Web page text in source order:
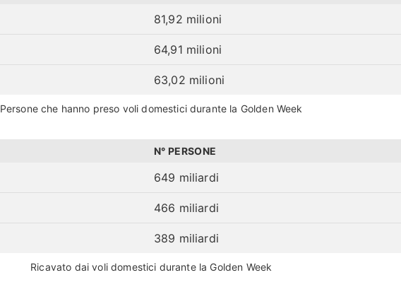
81,92 milioni
64,91 milioni
63,02 milioni
Persone che hanno preso voli domestici durante la Golden Week
N° PERSONE
649 miliardi
466 miliardi
389 miliardi
Ricavato dai voli domestici durante la Golden Week